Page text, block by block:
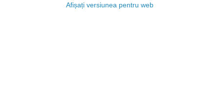
Afișați versiunea pentru web